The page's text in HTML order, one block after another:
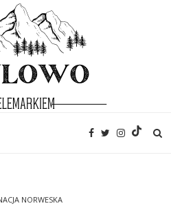
NORWESKA